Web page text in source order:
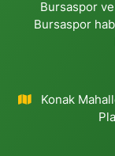
Bursaspor
Bursaspor
Konak